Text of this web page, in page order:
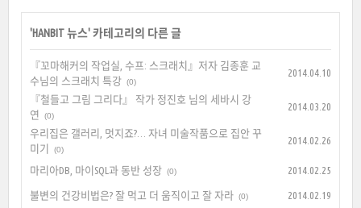
'HANBIT 뉴스' 카테고리의 다른 글
『꼬마해커의 작업실, 수프: 스크래치』저자 김종훈 교
수님의 스크래치 특강 (0)
2014.04.10
『철들고 그림 그리다』 작가 정진호 님의 세바시 강
연
(0)
2014.03.20
우리집은 갤러리, 멋지죠?… 자녀 미술작품으로 집안 꾸
미기
(0)
2014.02.26
마리아DB, 마이SQL과 동반 성장 (0) 2014.02.25
불변의 건강비법은? 잘 먹고 더 움직이고 잘 자라 (0) 2014.02.19